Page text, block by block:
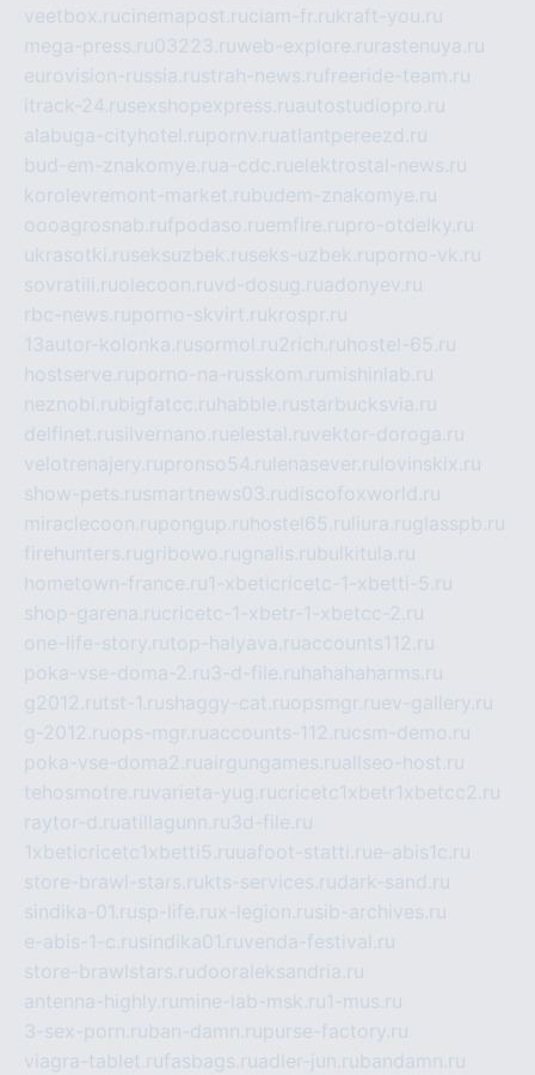
veetbox.rucinemapost.ruciam-fr.rukraft-you.ru
mega-press.ru03223.ruweb-explore.ru rastenuya.ru
eurovision-russia.rustrah-news.rufreeride-team.ru
itrack-24.rusexshopexpress.ruautostudiopro.ru
alabuga-cityhotel.rupornv.ruatlantpereezd.ru
bud-em-znakomye.rua-cdc.ruelektrostal-news.ru
korolevremont-market.rubudem-znakomye.ru
oooagrosnab.rufpodaso.ruemfire.rupro-otdelky.ru
ukrasotki.ruseksuzbek.ruseks-uzbek.ruporno-vk.ru
sovratili.ruolecoon.ruvd-dosug.ruadonyev.ru
rbc-news.ruporno-skvirt.rukrospr.ru
13autor-kolonka.rusormol.ru2rich.ru hostel-65.ru
hostserve.ruporno-na-russkom.ru mishinlab.ru
neznobi.rubigfatcc.ru habble.rustarbucksvia.ru
delfinet.rusilvernano.ruelestal.ruvektor-doroga.ru
velotrenajery.rupronso54.ru lenasever.ru lovinskix.ru
show-pets.rusmartnews03.rudiscofoxworld.ru
miraclecoon.rupongup.ru hostel65.ru liura.ruglasspb.ru
firehunters.rugribowo.rugnalis.rubulkitula.ru
hometown-france.ru1-xbeticricetc-1-xbetti-5.ru
shop-garena.rucricetc-1-xbetr-1-xbetcc-2.ru
one-life-story.rutop-halyava.ruaccounts112.ru
poka-vse-doma-2.ru3-d-file.ru hahahaharms.ru
g2012.rutst-1.rushaggy-cat.ruopsmgr.ruev-gallery.ru
g-2012.ruops-mgr.ruaccounts-112.rucsm-demo.ru
poka-vse-doma2.ruairgungames.ruallseo-host.ru
tehosmotre.ruvarieta-yug.rucricetc1xbetr1xbetcc2.ru
raytor-d.ruatillagunn.ru3d-file.ru
1xbeticricetc1xbetti5.ruuafoot-statti.rue-abis1c.ru
store-brawl-stars.rukts-services.rudark-sand.ru
sindika-01.rusp-life.rux-legion.rusib-archives.ru
e-abis-1-c.rusindika01.ruvenda-festival.ru
store-brawlstars.rudooraleksandria.ru
antenna-highly.ru mine-lab-msk.ru1-mus.ru
3-sex-porn.ruban-damn.rupurse-factory.ru
viagra-tablet.rufasbags.ruadler-jun.rubandamn.ru